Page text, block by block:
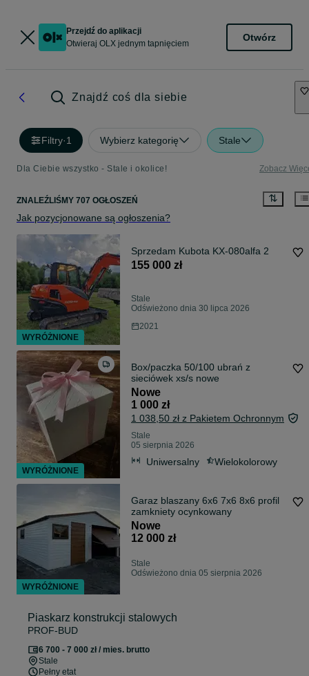
Przejdź do aplikacji
Otwieraj OLX jednym tapnięciem
Otwórz
Znajdź coś dla siebie
Filtry·1 Wybierz kategorię Stale
Dla Ciebie wszystko - Stale i okolice! Zobacz
ZNALEŹLIŚMY 707 OGŁOSZEŃ
Jak pozycjonowane są ogłoszenia?
Sprzedam Kubota KX-080alfa 2
155 000 zł
Stale
Odświeżono dnia 30 lipca 2026
2021
Box/paczka 50/100 ubrań z
sieciówek xs/s nowe
Nowe
1 000 zł
1 038,50 zł z Pakietem Ochronnym
Stale
05 sierpnia 2026
Uniwersalny Wielokolorowy
Garaz blaszany 6x6 7x6 8x6 profil
zamkniety ocynkowany
Nowe
12 000 zł
Stale
Odświeżono dnia 05 sierpnia 2026
Piaskarz konstrukcji stalowych
PROF-BUD
6 700 - 7 000 zł / mies. brutto
Stale
Pełny etat
WYRÓŻNIONE
WYRÓŻNIONE
WYRÓŻNIONE